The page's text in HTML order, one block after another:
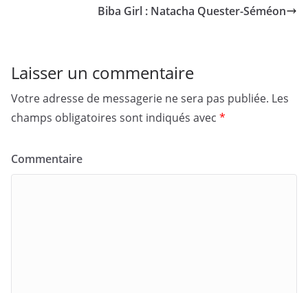
Biba Girl : Natacha Quester-Séméon
Laisser un commentaire
Votre adresse de messagerie ne sera pas publiée. Les
champs obligatoires sont indiqués avec *
Commentaire